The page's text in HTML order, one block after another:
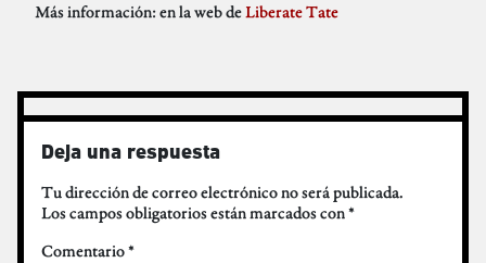
Más información: en la web deLiberate Tate
Deja una respuesta
Tu dirección de correo electrónico no será publicada.
Los campos obligatorios están marcados con*
Comentario*